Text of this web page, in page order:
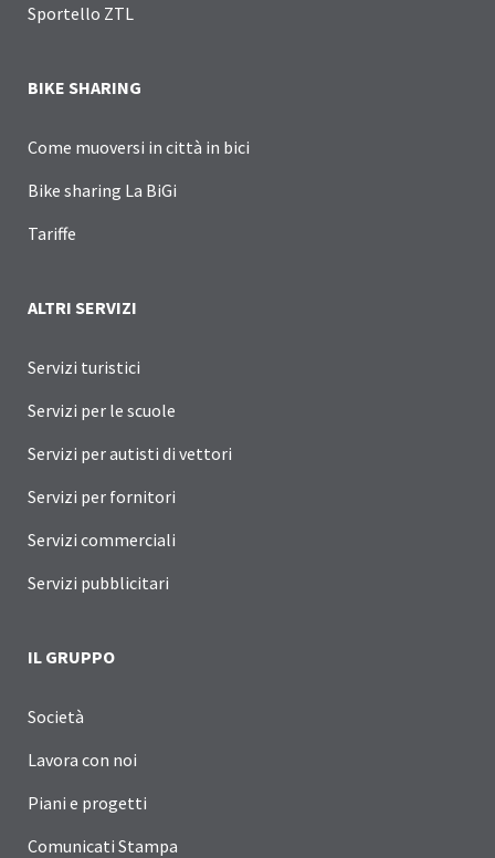
Sportello ZTL
BIKE SHARING
Come muoversi in città in bici
Bike sharing La BiGi
Tariffe
ALTRI SERVIZI
Servizi turistici
Servizi per le scuole
Servizi per autisti di vettori
Servizi per fornitori
Servizi commerciali
Servizi pubblicitari
IL GRUPPO
Società
Lavora con noi
Piani e progetti
Comunicati Stampa